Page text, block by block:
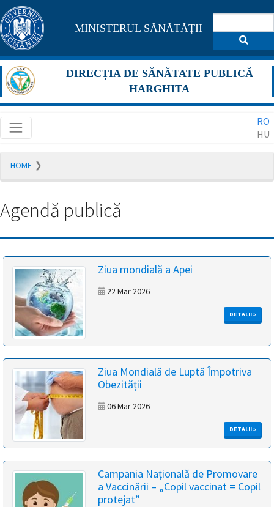
Pagina
maghiară
se
află
în
construcție
Redirecționare
română
în
secunde.
magyar
nyelvű
oldal
fejlesztés
alatt
van
Átiranyítás
a
román
nyelvű
oldalra
MINISTERUL SĂNĂTĂȚII
DIRECȚIA DE SĂNĂTATE PUBLICĂ
HARGHITA
RO
HU
HOME
Agendă publică
Ziua mondială a Apei
22 Mar 2026
DETALII »
Ziua Mondială de Luptă Împotriva
Obezității
06 Mar 2026
DETALII »
Campania Națională de Promovare
a Vaccinării – „Copil vaccinat = Copil
protejat”